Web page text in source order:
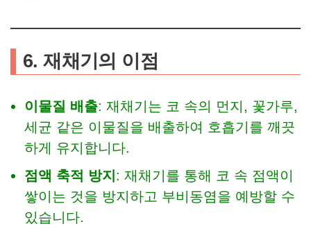
6. 재채기의 이점
이물질 배출: 재채기는 코 속의 먼지, 꽃가루,
세균 같은 이물질을 배출하여 호흡기를 깨끗
하게 유지합니다.
점액 축적 방지 : 재채기를 통해 코 속 점액이
쌓이는 것을 방지하고 부비동염을 예방할 수
있습니다.